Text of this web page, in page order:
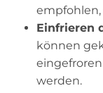
empfohlen,
Einfrieren
können
werden.